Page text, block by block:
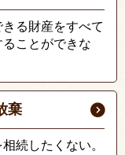
る財産をすべて
ることができな
棄
続したくない。